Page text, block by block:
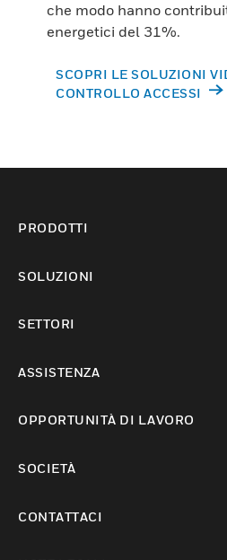
che modo hanno
energetici del 31%.
SCOPRI LE SOLUZIONI
CONTROLLO ACCESSI
PRODOTTI
SOLUZIONI
SETTORI
ASSISTENZA
OPPORTUNITÀ DI LAVORO
SOCIETÀ
CONTATTACI